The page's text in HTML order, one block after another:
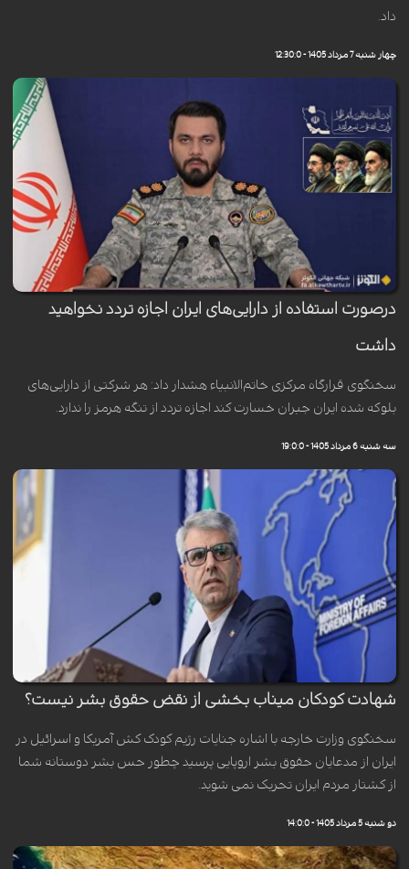
داد.
چهار شنبه 7 مرداد 1405 - 12:30:0
درصورت استفاده از دارایی‌های ایران اجازه تردد نخواهید
داشت
سخنگوی قرارگاه مرکزی خاتم‌الانبیاء هشدار داد: هر شرکتی از دارایی‌های
بلوکه شده ایران جبران خسارت کند اجازه تردد از تنگه هرمز را ندارد.
سه شنبه 6 مرداد 1405 - 19:0:0
شهادت کودکان میناب بخشی از نقض حقوق بشر نیست؟
سخنگوی وزارت خارجه با اشاره جنایات رژیم کودک کش آمریکا و اسرائیل در
ایران از مدعایان حقوق بشر اروپایی پرسید چطور حس بشر دوستانه شما
از کشتار مردم ایران تحریک نمی شوید.
دو شنبه 5 مرداد 1405 - 14:0:0